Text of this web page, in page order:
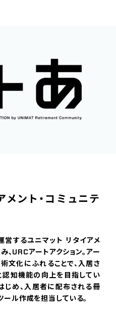
ント・コミュニテ
営するユニマット リタイアメ
、URCアートアクション。アー
文化にふれることで、入居さ
知機能の向上を目指してい
じめ、入居者に配布される冊
ル作成を担当している。